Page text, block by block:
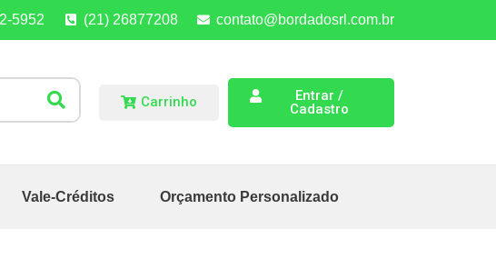
5952 (21) 26877208 contato@bordadosrl.com.br
Carrinho
Entrar /
Cadastro
Vale-Créditos Orçamento Personalizado